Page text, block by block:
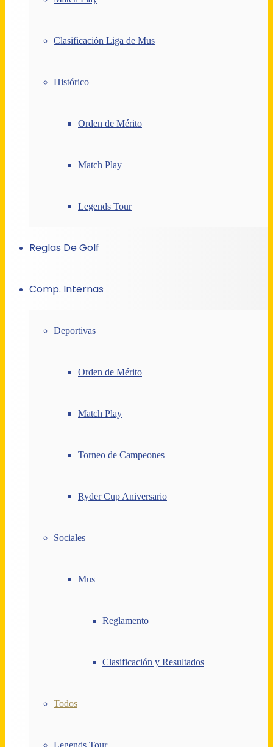
Clasificación Liga de Mus
Histórico
Orden de Mérito
Match Play
Legends Tour
Reglas De Golf
Comp. Internas
Deportivas
Orden de Mérito
Match Play
Torneo de Campeones
Ryder Cup Aniversario
Sociales
Mus
Reglamento
Clasificación y Resultados
Todos
Legends Tour